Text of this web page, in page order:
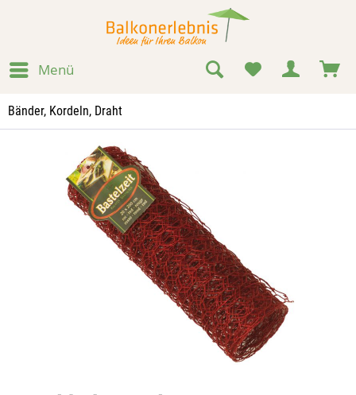
Menü
Bänder, Kordeln, Draht